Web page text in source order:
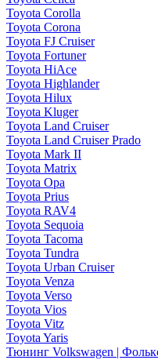
Toyota Corolla
Toyota Corona
Toyota FJ Cruiser
Toyota Fortuner
Toyota HiAce
Toyota Highlander
Toyota Hilux
Toyota Kluger
Toyota Land Cruiser
Toyota Land Cruiser Prado
Toyota Mark II
Toyota Matrix
Toyota Opa
Toyota Prius
Toyota RAV4
Toyota Sequoia
Toyota Tacoma
Toyota Tundra
Toyota Urban Cruiser
Toyota Venza
Toyota Verso
Toyota Vios
Toyota Vitz
Toyota Yaris
Тюнинг Volkswagen |